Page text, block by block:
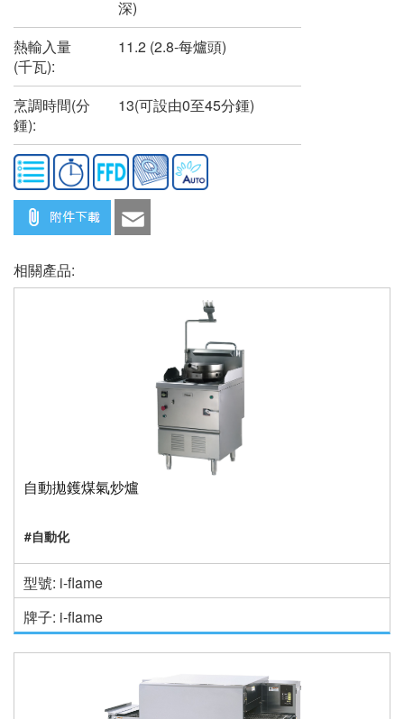
深)
熱輸入量
(千瓦):
11.2 (2.8-每爐頭)
烹調時間(分
鍾):
13(可設由0至45分鍾)
相關產品:
自動拋鑊煤氣炒爐
#自動化
型號: i-flame
牌子: i-flame